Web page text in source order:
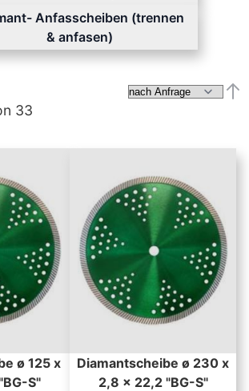
Anfasscheiben (trennen
& anfasen)
33
ø 125 x
S"
Diamantscheibe ø 230 x
2,8 x 22,2 "BG-S"